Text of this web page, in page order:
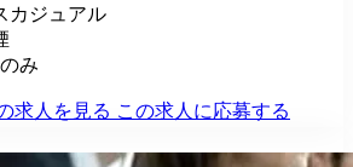
カジュアル
み
求人を見る この求人に応募する